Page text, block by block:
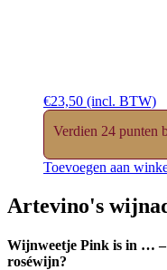
€23,50 (incl. BTW)
Verdien 24 punten
Toevoegen aan
Artevino's
Wijnweetje Pink is in … –
roséwijn?